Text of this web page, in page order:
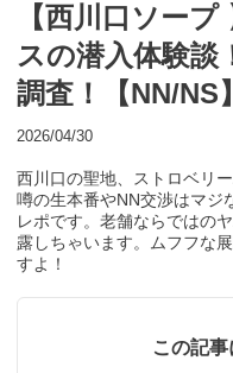
【西川口ソー
スの潜入体験談
調査！【NN/NS】
2026/04/30
西川口の聖地、ストロベリ
噂の生本番やNN交渉はマジ
レポです。老舗ならではの
露しちゃいます。ムフフな
すよ！
この記